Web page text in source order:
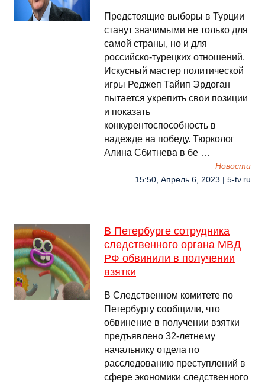
Предстоящие выборы в Турции
станут значимыми не только для
самой страны, но и для
российско-турецких отношений.
Искусный мастер политической
игры Реджеп Тайип Эрдоган
пытается укрепить свои позиции
и показать
конкурентоспособность в
надежде на победу. Тюрколог
Алина Сбитнева в бе …
Новости
15:50, Апрель 6, 2023 | 5-tv.ru
В Петербурге сотрудника
следственного органа МВД
РФ обвинили в получении
взятки
В Следственном комитете по
Петербургу сообщили, что
обвинение в получении взятки
предъявлено 32-летнему
начальнику отдела по
расследованию преступлений в
сфере экономики следственного